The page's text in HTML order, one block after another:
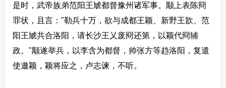
是时，武帝族弟范阳王虓都督豫州诸军事。颙上表陈冏
罪状，且言："勒兵十万，欲与成都王颖、新野王歆、范
阳王虓共合洛阳，请长沙王乂废冏还第，以颖代冏辅
政。"颙遂举兵，以李含为都督，帅张方等趋洛阳，复遣
使邀颖，颖将应之，卢志谏，不听。